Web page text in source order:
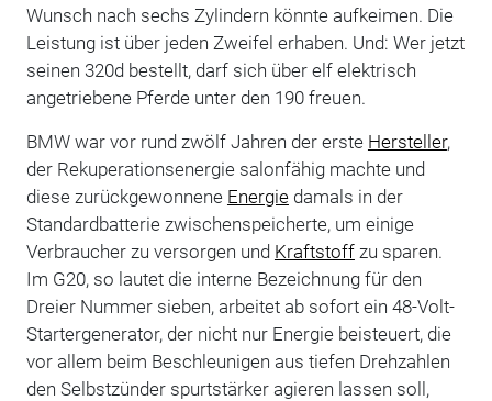
Wunsch nach sechs Zylindern könnte aufkeimen. Die
Leistung ist über jeden Zweifel erhaben. Und: Wer jetzt
seinen 320d bestellt, darf sich über elf elektrisch
angetriebene Pferde unter den 190 freuen.
BMW war vor rund zwölf Jahren der erste Hersteller,
der Rekuperationsenergie salonfähig machte und
diese zurückgewonnene Energiedamals in der
Standardbatterie zwischenspeicherte, um einige
Verbraucher zu versorgen und Kraftstoffzu sparen.
Im G20, so lautet die interne Bezeichnung für den
Dreier Nummer sieben, arbeitet ab sofort ein 48-Volt-
Startergenerator, der nicht nur Energie beisteuert, die
vor allem beim Beschleunigen aus tiefen Drehzahlen
den Selbstzünder spurtstärker agieren lassen soll,